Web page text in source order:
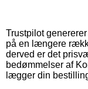
Trustpilot
på en længere
derved er det
bedømmelser af
lægger din